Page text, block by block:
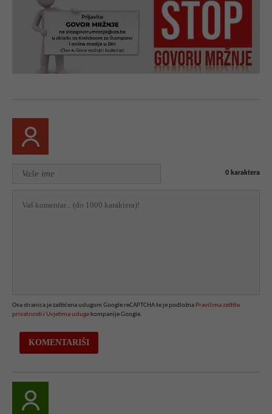
0 karaktera
Ova stranica je zaštićena uslugom Google reCAPTCHA te je podložna Pravilima zaštite
privatnosti i Uvjetima usluge kompanije Google.